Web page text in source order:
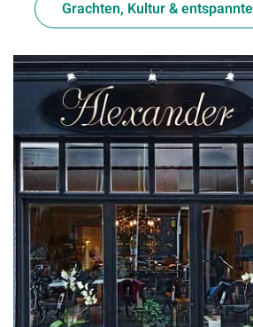
Grachten, Kultur &